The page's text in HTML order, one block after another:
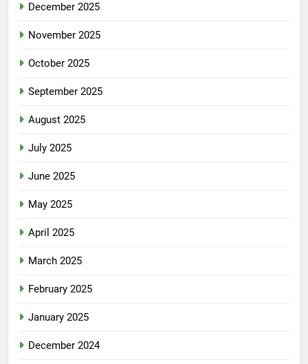
December 2025
November 2025
October 2025
September 2025
August 2025
July 2025
June 2025
May 2025
April 2025
March 2025
February 2025
January 2025
December 2024